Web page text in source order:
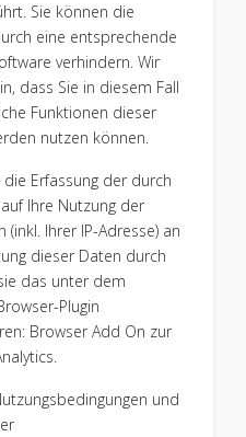
Sie können die
eine entsprechende
verhindern. Wir
dass Sie in diesem Fall
Funktionen dieser
nutzen können.
Erfassung der durch
Ihre Nutzung der
Ihrer IP-Adresse) an
dieser Daten durch
das unter dem
Plugin
Browser Add On zur
.
und